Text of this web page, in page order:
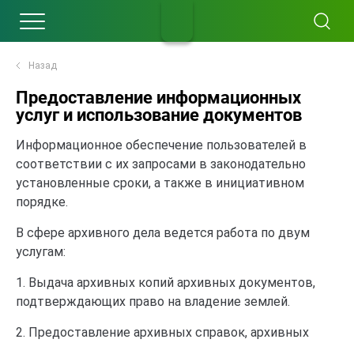
Назад
Предоставление информационных
услуг и использование документов
Информационное обеспечение пользователей в
соответствии с их запросами в законодательно
установленные сроки, а также в инициативном
порядке.
В сфере архивного дела ведется работа по двум
услугам:
1. Выдача архивных копий архивных документов,
подтверждающих право на владение землей.
2. Предоставление архивных справок, архивных